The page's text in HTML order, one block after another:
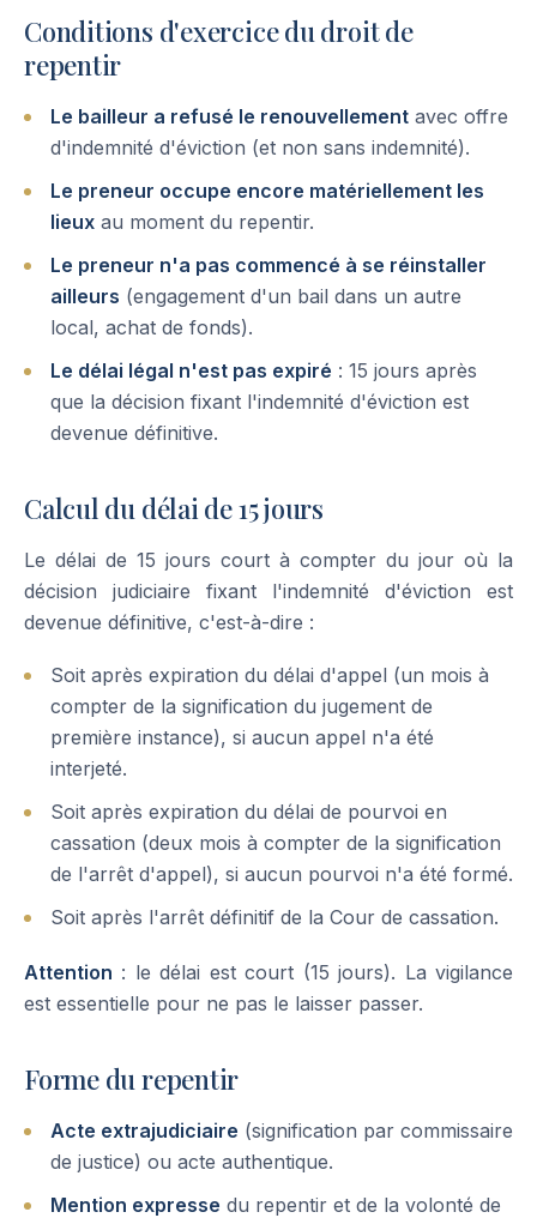
Conditions d'exercice du droit de
repentir
Le bailleur a refusé le renouvellement avec offre
d'indemnité d'éviction (et non sans indemnité).
Le preneur occupe encore matériellement les
lieux au moment du repentir.
Le preneur n'a pas commencé à se réinstaller
ailleurs (engagement d'un bail dans un autre
local, achat de fonds).
Le délai légal n'est pas expiré : 15 jours après
que la décision fixant l'indemnité d'éviction est
devenue définitive.
Calcul du délai de 15 jours
Le délai de 15 jours court à compter du jour où la
décision judiciaire fixant l'indemnité d'éviction est
devenue définitive, c'est-à-dire :
Soit après expiration du délai d'appel (un mois à
compter de la signification du jugement de
première instance), si aucun appel n'a été
interjeté.
Soit après expiration du délai de pourvoi en
cassation (deux mois à compter de la signification
de l'arrêt d'appel), si aucun pourvoi n'a été formé.
Soit après l'arrêt définitif de la Cour de cassation.
Attention : le délai est court (15 jours). La vigilance
est essentielle pour ne pas le laisser passer.
Forme du repentir
Acte extrajudiciaire (signification par commissaire
de justice) ou acte authentique.
Mention expresse du repentir et de la volonté de